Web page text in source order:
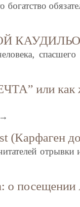
КАУДИЛЬО
или как
(Карфаген
о